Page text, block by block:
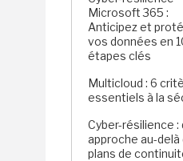
Microsoft 365 :
Anticipez et
vos données en
étapes clés
Multicloud : 6
essentiels à la
Cyber-résilience :
approche au-delà
plans de